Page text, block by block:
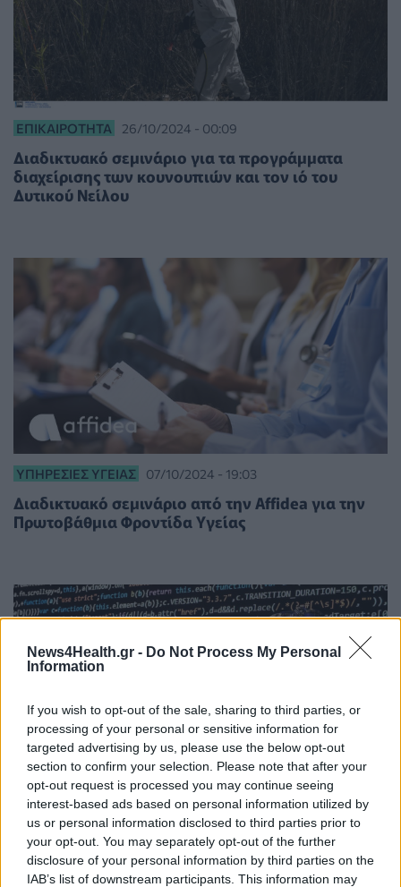
News4Health.gr - Do Not Process My Personal
Information
If you wish to opt-out of the sale, sharing to third parties, or
processing of your personal or sensitive information for
targeted advertising by us, please use the below opt-out
section to confirm your selection. Please note that after your
opt-out request is processed you may continue seeing
interest-based ads based on personal information utilized by
us or personal information disclosed to third parties prior to
your opt-out. You may separately opt-out of the further
disclosure of your personal information by third parties on the
IAB’s list of downstream participants. This information may
ΕΠΙΚΑΙΡΌΤΗΤΑ 26/10/2024 - 00:09
Διαδικτυακό σεμινάριο για τα προγράμματα
διαχείρισης των κουνουπιών και τον ιό του
Δυτικού Νείλου
ΥΠΗΡΕΣΊΕΣ ΥΓΕΊΑΣ 07/10/2024 - 19:03
Διαδικτυακό σεμινάριο από την Affidea για την
Πρωτοβάθμια Φροντίδα Υγείας
DIGITAL HEALTH 01/02/2024 - 03:08